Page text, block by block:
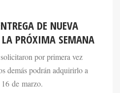
DE NUEVA
PRÓXIMA SEMANA
por primera vez
demás podrán adquirirlo a
de marzo.